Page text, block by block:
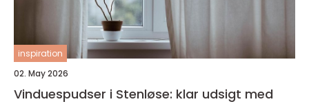
inspiration
02. May 2026
Vinduespudser i Stenløse: klar udsigt med